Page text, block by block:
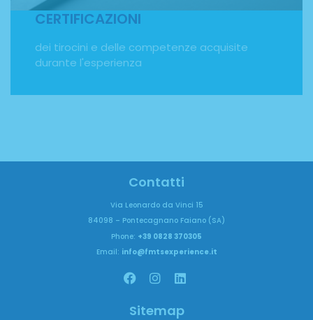
CERTIFICAZIONI
dei tirocini e delle competenze acquisite
durante l'esperienza
una marcia in più.
Contatti
Via Leonardo da Vinci 15
84098 – Pontecagnano Faiano (SA)
Phone: +39 0828 370305
Email: info@fmtsexperience.it
Sitemap